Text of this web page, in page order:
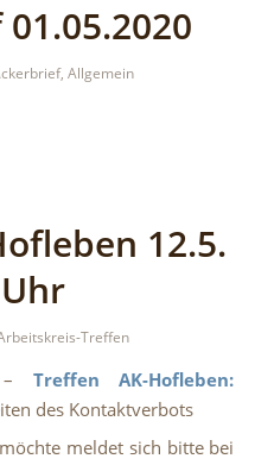
,Allgemein
12.5.
Treffen
– Treffen AK-Hofleben:
des Kontaktverbots
meldet sich bitte bei